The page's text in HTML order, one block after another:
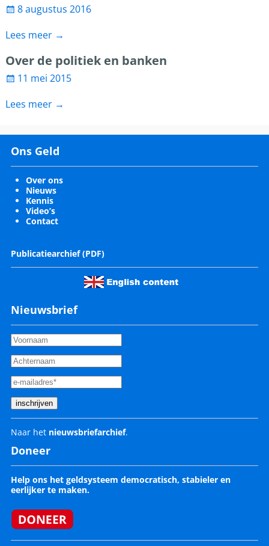
8 augustus 2016
Lees meer →
Over de politiek en banken
11 mei 2015
Lees meer →
Ons Geld
Over ons
Nieuws
Kennis
Video’s
Contact
Publicatiearchief (PDF)
Nieuwsbrief
Naar het nieuwsbriefarchief.
Doneer
Help ons het geldsysteem democratisch, stabieler en
eerlijker te maken.